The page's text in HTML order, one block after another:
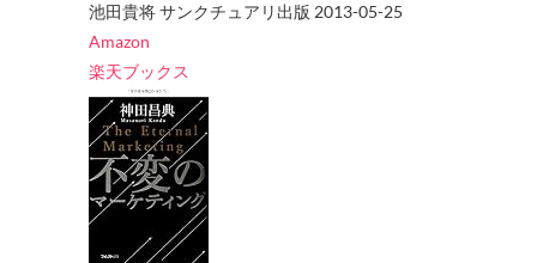
池田貴将 サンクチュアリ出版 2013-05-25
Amazon
楽天ブックス